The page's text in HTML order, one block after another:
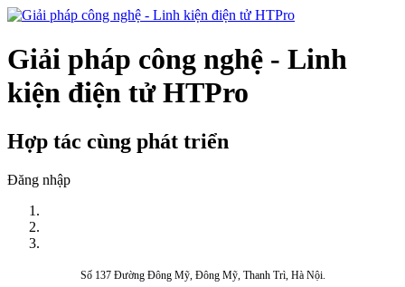
Giải pháp công nghệ - Linh
kiện điện tử HTPro
Hợp tác cùng phát triển
Đăng nhập
Số 137 Đường Đông Mỹ, Đông Mỹ, Thanh Trì, Hà Nội.